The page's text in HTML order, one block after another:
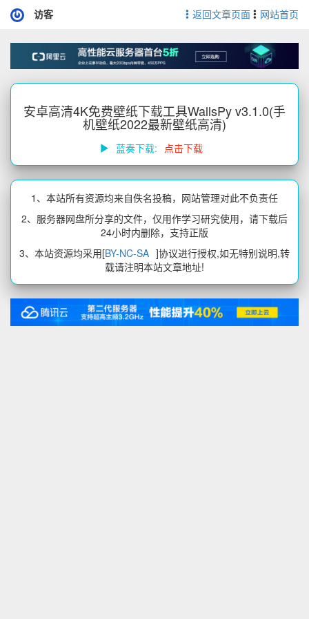
访客 返回文章页面 网站首页
安卓高清4K免费壁纸下载工具WallsPy v3.1.0(手
机壁纸2022最新壁纸高清)
蓝奏下载: 点击下载
1、本站所有资源均来自佚名投稿，网站管理对此不负责任
2、服务器网盘所分享的文件，仅用作学习研究使用，请下载后
24小时内删除，支持正版
3、本站资源均采用[BY-NC-SA ]协议进行授权,如无特别说明,转
载请注明本站文章地址!